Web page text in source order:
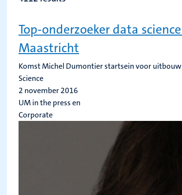
trefwoord
resultaten
vernieuwen
Top-onderzoeker data
Maastricht
Komst Michel Dumontier startsein voor
Science
2 november 2016
UM in the press en
Corporate